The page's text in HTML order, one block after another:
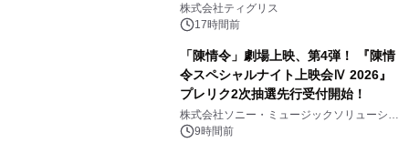
生 バカルディ ジャパンと連携した
没入型バー「BAR Arca」
株式会社ティグリス
17時間前
「陳情令」劇場上映、第4弾！ 『陳情
令スペシャルナイト上映会Ⅳ 2026』
プレリク2次抽選先行受付開始！
株式会社ソニー・ミュージックソリューショ
ンズ9時間前